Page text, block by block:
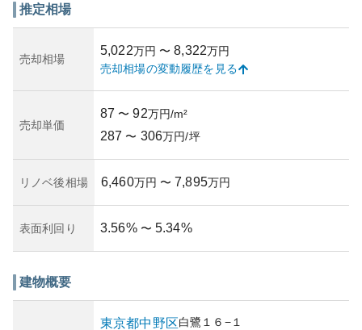
入りが可能です。また、共用部分には宅配ボックスも設置
ているため、マンションの価値は比較的安定していると思
われます。また、周辺環境は中野区内の静かな住宅街であ
りながらも、都心へのアクセスが良いため住みやすい環境
スが鍵となるでしょう。築年数や管理状況の具体的な情報
は提供されていませんが、全体のセキュリティと設備の充
推定相場
売却相場
5,022万円 〜 8,322万円
売却相場の変動履歴を見る
売却単価
87 〜 92万円/m²
287 〜 306万円/坪
リノベ後相場 6,460万円 〜 7,895万円
表面利回り 3.56% 〜 5.34%
建物概要
東京都中野区白鷺 １６−１